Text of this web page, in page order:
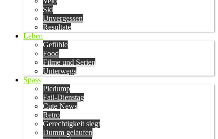
Ski
Unvergessen
Resultate
Leben
Gefühle
Food
Filme und Serien
Unterwegs
Spass
Picdump
Fail-Dienstag
Cute News
Retro
Gerechtigkeit siegt
Dumm gelaufen